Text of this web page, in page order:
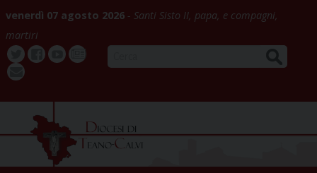
content
venerdì 07 agosto 2026
Santi Sisto II, papa, e compagni,
martiri
Twitter
Notizia